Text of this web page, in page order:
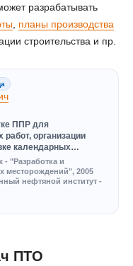
разрабатывать
планы производства
строительства и пр.
ППР для
организации
календарных…
"Разработка и
месторождений", 2005
нефтяной институт -
ПТО